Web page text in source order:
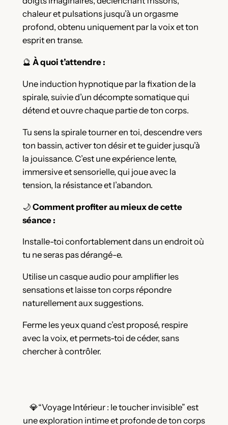
chaleur et pulsations jusqu’à un orgasme
profond, obtenu uniquement par la voix et ton
esprit en transe.
🔮 À quoi t’attendre :
Une induction hypnotique par la fixation de la
spirale, suivie d’un décompte somatique qui
détend et ouvre chaque partie de ton corps.
Tu sens la spirale tourner en toi, descendre vers
ton bassin, activer ton désir et te guider jusqu’à
la jouissance. C’est une expérience lente,
immersive et sensorielle, qui joue avec la
tension, la résistance et l’abandon.
🌙 Comment profiter au mieux de cette
séance :
Installe-toi confortablement dans un endroit où
tu ne seras pas dérangé-e.
Utilise un casque audio pour amplifier les
sensations et laisse ton corps répondre
naturellement aux suggestions.
Ferme les yeux quand c’est proposé, respire
avec la voix, et permets-toi de céder, sans
chercher à contrôler.
💎“Voyage Intérieur : le toucher invisible” est
une exploration intime et profonde de ton corps